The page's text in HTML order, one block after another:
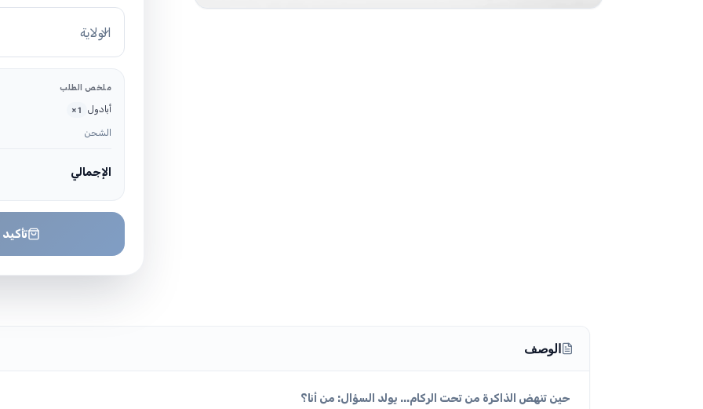
الولاية
ملخص الطلب
أبادول ×1
الشحن
الإجمالي
الوصف
حين تنهض الذاكرة من تحت الركام... يولد السؤال: من أنا؟